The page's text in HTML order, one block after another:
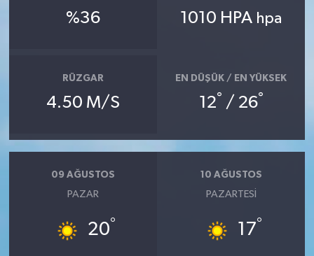
%36 1010 HPA hpa
RÜZGAR
4.50 M/S
EN DÜŞÜK / EN YÜKSEK
12° / 26°
09 AĞUSTOS
PAZAR
20°
10 AĞUSTOS
PAZARTESI
17°